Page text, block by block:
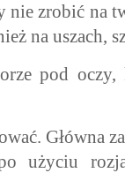
nie zrobić na
na uszach,
pod
Główna
użyciu